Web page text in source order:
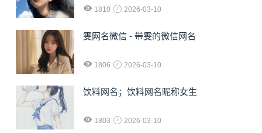
1810 2026-03-10
雯网名微信 - 带雯的微信网名
1806 2026-03-10
饮料网名；饮料网名昵称女生
1803 2026-03-10